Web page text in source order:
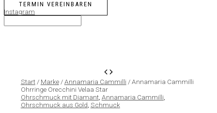
TERMIN VEREINBAREN
Instagram
Start/ Marke/Annamaria Cammilli / Annamaria Cammilli
Ohrringe Orecchini Velaa Star
Ohrschmuck mit Diamant, Annamaria Cammilli,
Ohrschmuck aus Gold, Schmuck